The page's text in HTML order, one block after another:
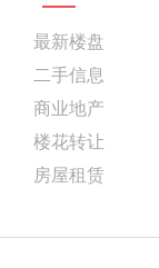
最新楼盘
二手信息
商业地产
楼花转让
房屋租赁